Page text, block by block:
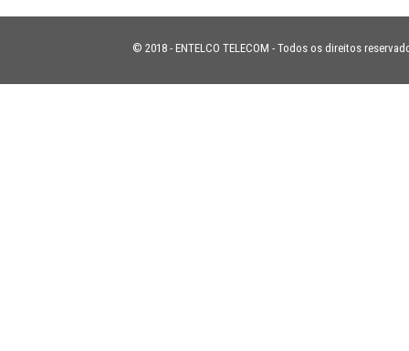
© 2018 - ENTELCO TELECOM - Todos os direitos